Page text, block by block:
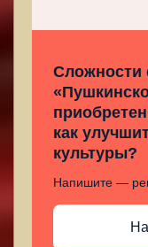
Сложности
как
культуры?
Напишите —